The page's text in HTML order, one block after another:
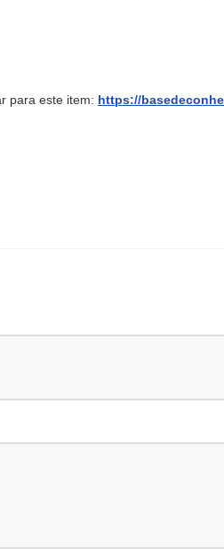
para este item: https://